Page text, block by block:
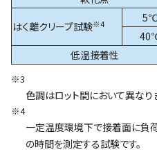
はく離クリープ試験※4 5℃
低温接着性
※3
色調はロット間において異なり
※4
一定温度環境下で接着面に負
の時間を測定する試験です。